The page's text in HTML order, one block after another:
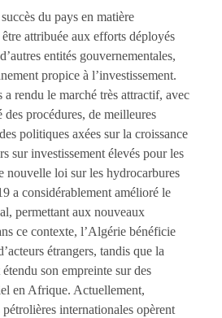
du pays en matière
attribuée aux efforts déployés
entités gouvernementales,
propice à l’investissement.
a rendu le marché très attractif, avec
des procédures, de meilleures
politiques axées sur la croissance
sur investissement élevés pour les
nouvelle loi sur les hydrocarbures
a considérablement amélioré le
permettant aux nouveaux
ce contexte, l’Algérie bénéficie
étrangers, tandis que la
son empreinte sur des
en Afrique. Actuellement,
internationales opèrent